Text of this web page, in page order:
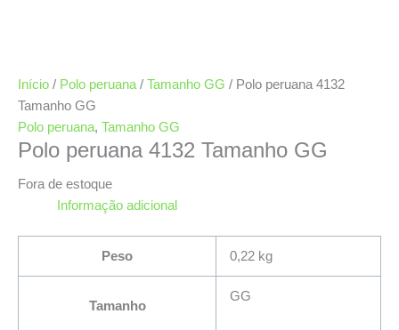
Início / Polo peruana / Tamanho GG / Polo peruana 4132
Tamanho GG
Polo peruana, Tamanho GG
Polo peruana 4132 Tamanho GG
Fora de estoque
Informação adicional
Peso 0,22 kg
Tamanho
GG